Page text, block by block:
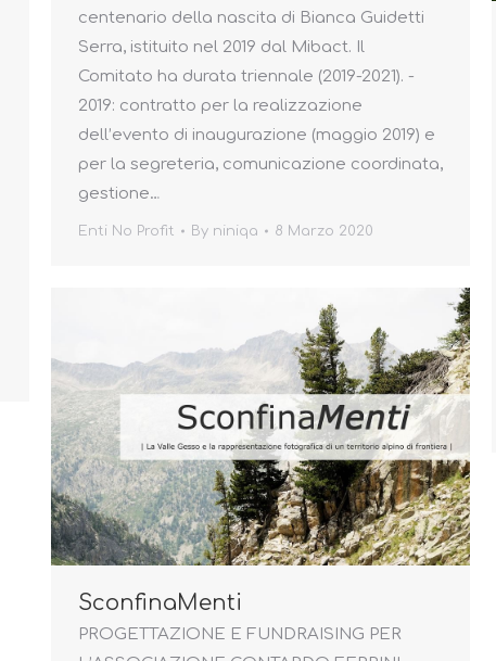
centenario della nascita di Bianca Guidetti
Serra, istituito nel 2019 dal Mibact. Il
Comitato ha durata triennale (2019-2021). -
2019: contratto per la realizzazione
dell’evento di inaugurazione (maggio 2019) e
per la segreteria, comunicazione coordinata,
gestione…
Enti No Profit By niniqa 8 Marzo 2020
SconfinaMenti
PROGETTAZIONE E FUNDRAISING PER